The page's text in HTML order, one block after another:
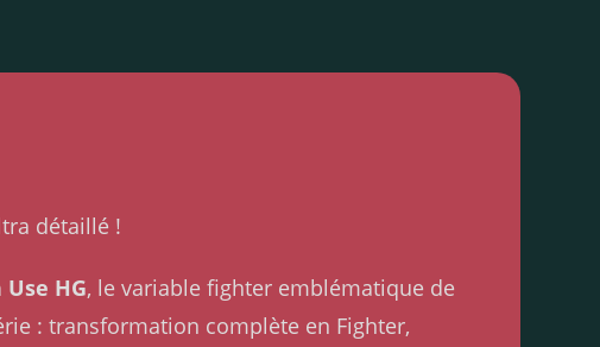
détaillé !
HG, le variable fighter emblématique de
: transformation complète en Fighter,